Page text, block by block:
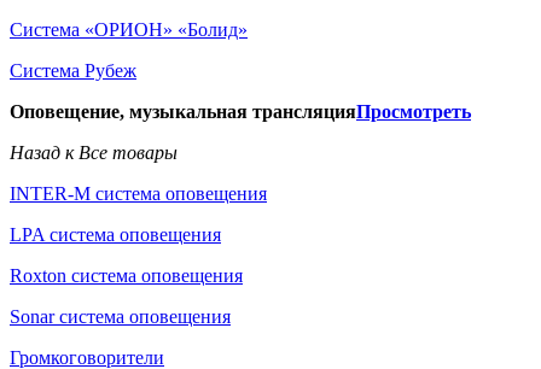
Система «ОРИОН» «Болид»
Система Рубеж
Оповещение, музыкальная трансляцияПросмотреть
Назад к Все товары
INTER-M система оповещения
LPA система оповещения
Roxton система оповещения
Sonar система оповещения
Громкоговорители